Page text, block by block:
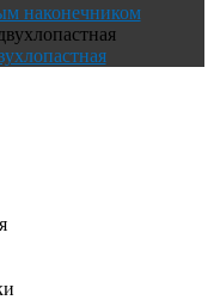
наконечником